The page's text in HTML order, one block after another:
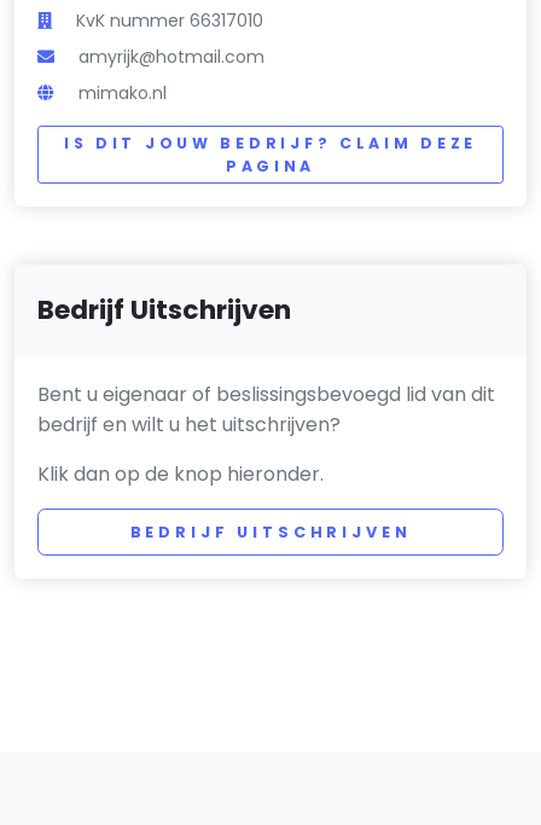
KvK nummer 66317010
amyrijk@hotmail.com
mimako.nl
IS DIT JOUW BEDRIJF? CLAIM DEZE
PAGINA
Bedrijf Uitschrijven
Bent u eigenaar of beslissingsbevoegd lid van dit
bedrijf en wilt u het uitschrijven?
Klik dan op de knop hieronder.
BEDRIJF UITSCHRIJVEN